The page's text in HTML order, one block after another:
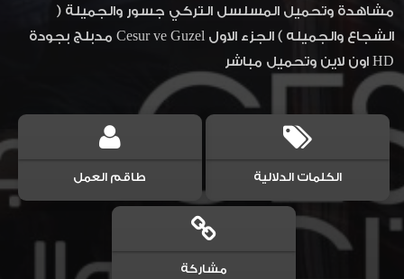
مشاهدة وتحميل المسلسل التركي جسور والجميلة (
الشجاع والجميله ) الجزء الاول Cesur ve Guzel مدبلج بجودة
HD اون لاين وتحميل مباشر
الكلمات الدلالية طاقم العمل
مشاركة